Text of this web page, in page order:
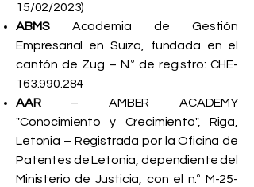
15/02/2023)
ABMSAcademia de Gestión
Empresarial en Suiza, fundada en el
cantón de Zug – N.º de registro: CHE-
163.990.284
AAR– AMBER ACADEMY
"Conocimiento y Crecimiento", Riga,
Letonia – Registrada por la Oficina de
Patentes de Letonia, dependiente del
Ministerio de Justicia, con el n.º M-25-